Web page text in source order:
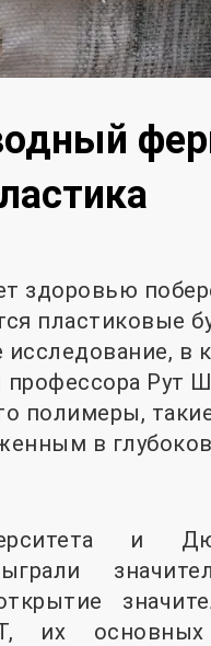
здоровью
пластиковые
в
профессора Рут
полимеры,
в
и
их